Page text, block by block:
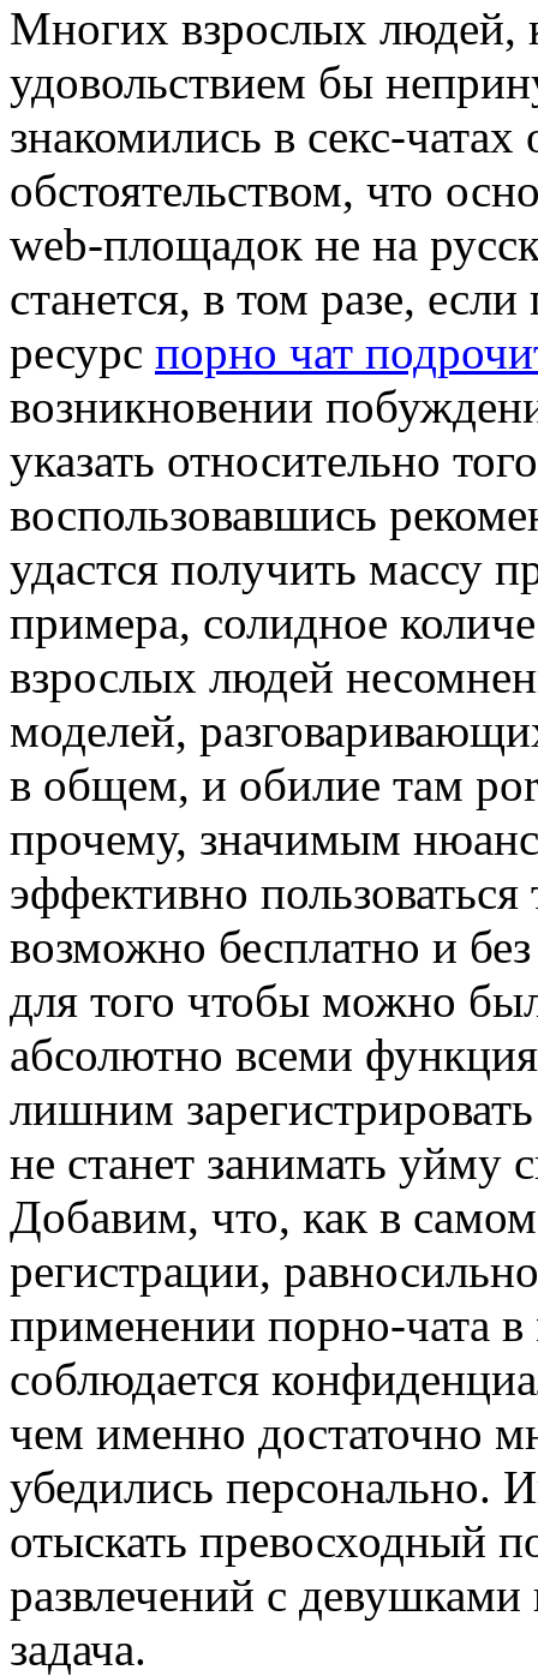
Мнoгиx взрoслыx людей,
удовольствием бы
знакомились в секс-
обстоятельством, что
web-площадок не на
станется, в том разе,
ресурс порно чат
возникновении
указать относительно
воспользовавшись
удастся получить массу
примера, солидное
взрослых людей
моделей,
в общем, и обилие там
прочему, значимым
эффективно
возможно бесплатно и
для того чтобы можно
абсолютно всеми
лишним
не станет занимать уйму
Добавим, что, как в
регистрации,
применении порно-чата
соблюдается
чем именно достаточно
убедились персонально.
отыскать превосходный
развлечений с
задача.